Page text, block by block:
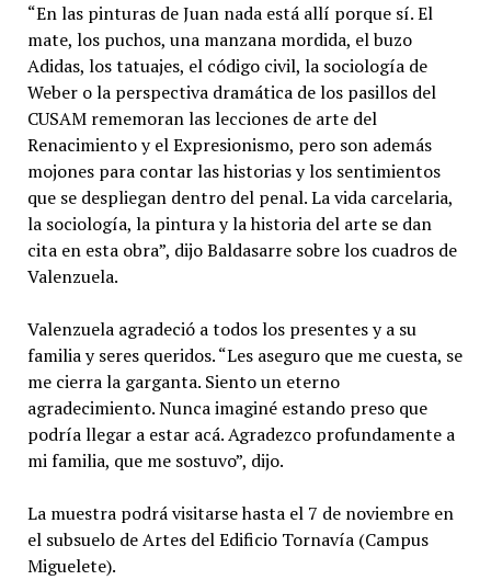
“En las pinturas de Juan nada está allí porque sí. El
mate, los puchos, una manzana mordida, el buzo
Adidas, los tatuajes, el código civil, la sociología de
Weber o la perspectiva dramática de los pasillos del
CUSAM rememoran las lecciones de arte del
Renacimiento y el Expresionismo, pero son además
mojones para contar las historias y los sentimientos
que se despliegan dentro del penal. La vida carcelaria,
la sociología, la pintura y la historia del arte se dan
cita en esta obra”, dijo Baldasarre sobre los cuadros de
Valenzuela.
Valenzuela agradeció a todos los presentes y a su
familia y seres queridos. “Les aseguro que me cuesta, se
me cierra la garganta. Siento un eterno
agradecimiento. Nunca imaginé estando preso que
podría llegar a estar acá. Agradezco profundamente a
mi familia, que me sostuvo”, dijo.
La muestra podrá visitarse hasta el 7 de noviembre en
el subsuelo de Artes del Edificio Tornavía (Campus
Miguelete).